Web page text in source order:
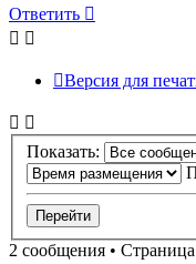
к
началу
Ответить
Версия для
Показать:
2 сообщения • Страница